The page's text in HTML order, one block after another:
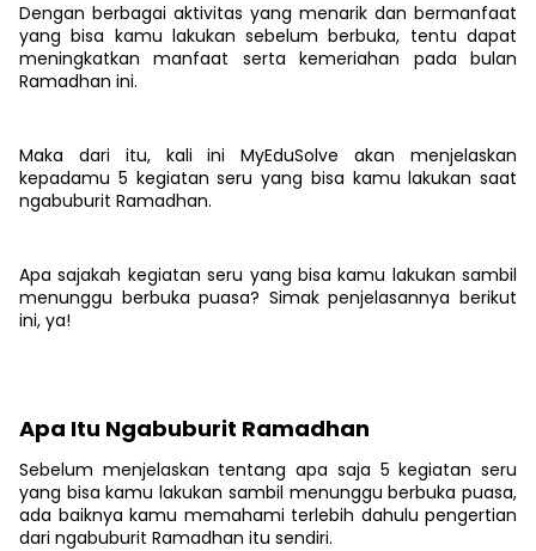
Dengan berbagai aktivitas yang menarik dan bermanfaat
yang bisa kamu lakukan sebelum berbuka, tentu dapat
meningkatkan manfaat serta kemeriahan pada bulan
Ramadhan ini.
Maka dari itu, kali ini MyEduSolve akan menjelaskan
kepadamu 5 kegiatan seru yang bisa kamu lakukan saat
ngabuburit Ramadhan.
Apa sajakah kegiatan seru yang bisa kamu lakukan sambil
menunggu berbuka puasa? Simak penjelasannya berikut
ini, ya!
Apa Itu Ngabuburit Ramadhan
Sebelum menjelaskan tentang apa saja 5 kegiatan seru
yang bisa kamu lakukan sambil menunggu berbuka puasa,
ada baiknya kamu memahami terlebih dahulu pengertian
dari ngabuburit Ramadhan itu sendiri.